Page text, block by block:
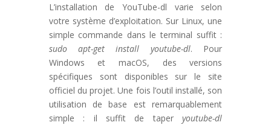
L’installation de YouTube-dl varie selon
votre système d’exploitation. Sur Linux, une
simple commande dans le terminal suffit :
sudo apt-get install youtube-dl. Pour
Windows et macOS, des versions
spécifiques sont disponibles sur le site
officiel du projet. Une fois l’outil installé, son
utilisation de base est remarquablement
simple : il suffit de taperyoutube-dl